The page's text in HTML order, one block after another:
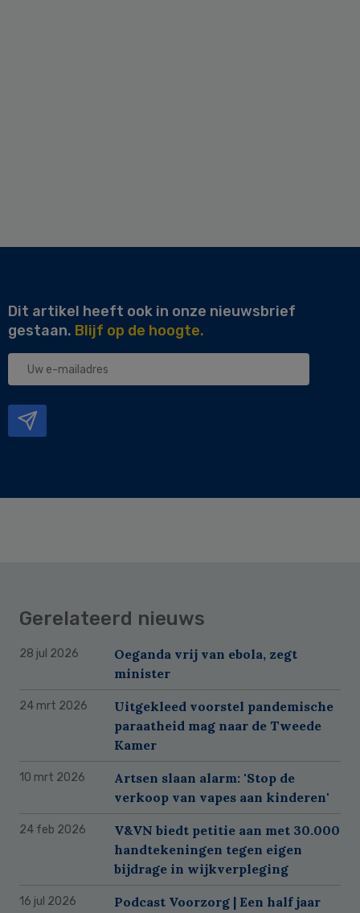
Dit artikel heeft ook in onze nieuwsbrief
gestaan. Blijf op de hoogte.
Uw
Gerelateerd nieuws
28 jul 2026
Oeganda vrij van ebola, zegt
minister
24 mrt 2026
Uitgekleed voorstel pandemische
paraatheid mag naar de Tweede
Kamer
10 mrt 2026
Artsen slaan alarm: 'Stop de
verkoop van vapes aan kinderen'
24 feb 2026
V&VN biedt petitie aan met 30.000
handtekeningen tegen eigen
bijdrage in wijkverpleging
16 jul 2026
Podcast Voorzorg | Een half jaar